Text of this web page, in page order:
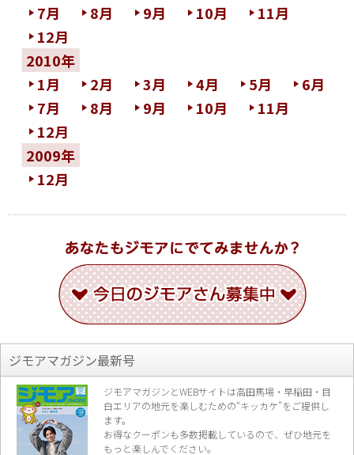
7月
8月 9月 10月
11月
12月
2010年
1月
2月 3月 4月 5月
6月
7月
8月 9月 10月
11月
12月
2009年
12月
ジモアマガジン最新号
ジモアマガジンとWEBサイトは高田馬場・早稲田・目
白エリアの地元を楽しむための“キッカケ”をご提供し
ます。
お得なクーポンも多数掲載しているので、 ぜひ地元を
もっと楽しんでください。